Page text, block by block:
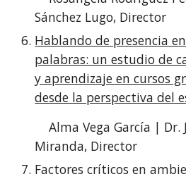
Sánchez Lugo, Director
Hablando de presencia
palabras: un estudio de
y aprendizaje en cursos
desde la perspectiva del
Alma Vega García | Dr.
Miranda, Director
Factores críticos en